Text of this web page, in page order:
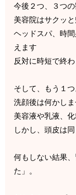
今後２つ、３つの
美容院はサクッと
ヘッドスパ、時
えます
反対に時短で終
そして、もう１つ
洗顔後は何かしま
美容液や乳液、
しかし、頭皮は
何もしない結果
た」。